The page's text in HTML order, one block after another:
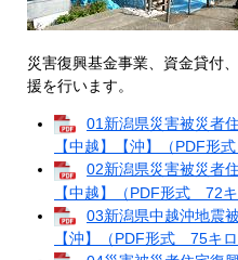
災害復興基金事業、資金貸付
援を行います。
01新潟県災害被災者
【中越】【沖】（PDF形
02新潟県災害被災者
【中越】（PDF形式 72キ
03新潟県中越沖地震
【沖】（PDF形式 75キロ